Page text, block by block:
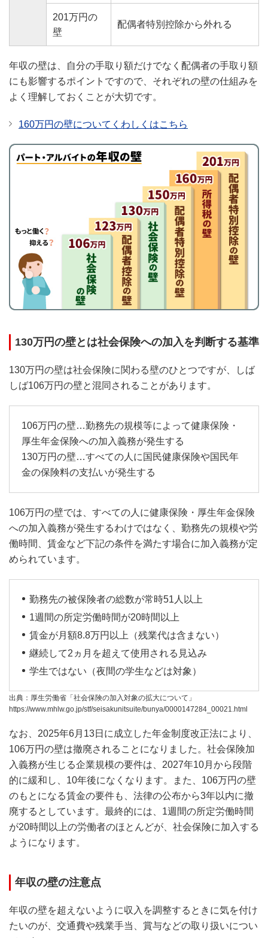
201万円の
壁
配偶者特別控除から外れる
年収の壁は、自分の手取り額だけでなく配偶者の手取り額
にも影響するポイントですので、それぞれの壁の仕組みを
よく理解しておくことが大切です。
160万円の壁についてくわしくはこちら
130万円の壁とは社会保険への加入を判断する基準
130万円の壁は社会保険に関わる壁のひとつですが、しば
しば106万円の壁と混同されることがあります。
106万円の壁…勤務先の規模等によって健康保険・
厚生年金保険への加入義務が発生する
130万円の壁…すべての人に国民健康保険や国民年
金の保険料の支払いが発生する
106万円の壁では、すべての人に健康保険・厚生年金保険
への加入義務が発生するわけではなく、勤務先の規模や労
働時間、賃金など下記の条件を満たす場合に加入義務が定
められています。
勤務先の被保険者の総数が常時51人以上
1週間の所定労働時間が20時間以上
賃金が月額8.8万円以上（残業代は含まない）
継続して2ヵ月を超えて使用される見込み
学生ではない（夜間の学生などは対象）
出典：厚生労働省「社会保険の加入対象の拡大について」
https://www.mhlw.go.jp/stf/seisakunitsuite/bunya/0000147284_00021.html
なお、2025年6月13日に成立した年金制度改正法により、
106万円の壁は撤廃されることになりました。社会保険加
入義務が生じる企業規模の要件は、2027年10月から段階
的に緩和し、10年後になくなります。また、106万円の壁
のもとになる賃金の要件も、法律の公布から3年以内に撤
廃するとしています。最終的には、1週間の所定労働時間
が20時間以上の労働者のほとんどが、社会保険に加入する
ようになります。
年収の壁の注意点
年収の壁を超えないように収入を調整するときに気を付け
たいのが、交通費や残業手当、賞与などの取り扱いについ